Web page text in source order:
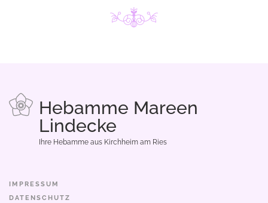
Hebamme Mareen
Lindecke
Ihre Hebamme aus Kirchheim am Ries
IMPRESSUM
DATENSCHUTZ